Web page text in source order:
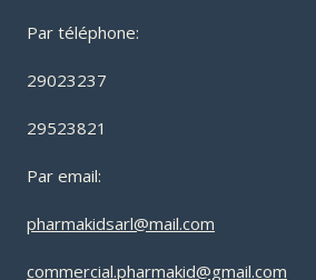
Par téléphone:
29023237
29523821
Par email:
pharmakidsarl@mail.com
commercial.pharmakid@gmail.com